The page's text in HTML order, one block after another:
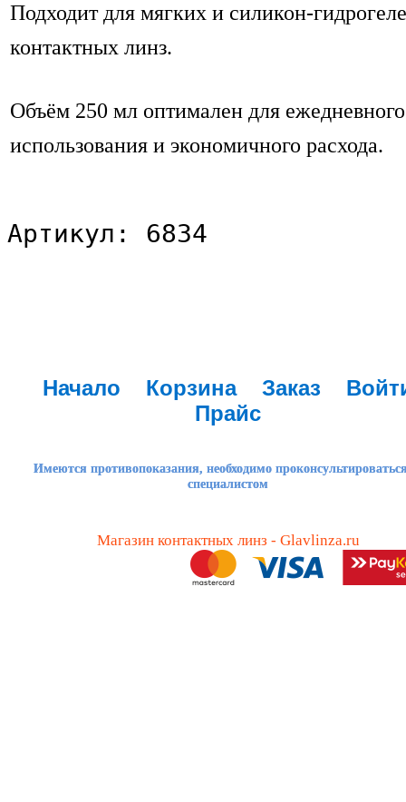
Подходит для мягких и силикон-
контактных линз.
Объём 250 мл оптимален для ежедневного
использования и экономичного расхода.
Артикул: 6834
Начало Корзина Заказ
Прайс
Имеются противопоказания, необходимо
специалистом
Магазин контактных линз - Glavlinza.ru